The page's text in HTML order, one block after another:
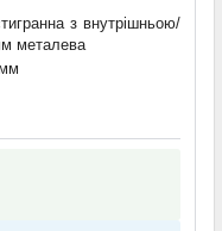
з внутрішньою/
металева